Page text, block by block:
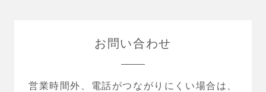
お問い合わせ
営業時間外、電話がつながりにくい場合は、